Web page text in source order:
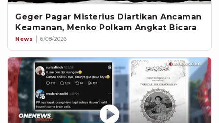
Geger Pagar Misterius Diartikan Ancaman
Keamanan, Menko Polkam Angkat Bicara
News 6/08/2026